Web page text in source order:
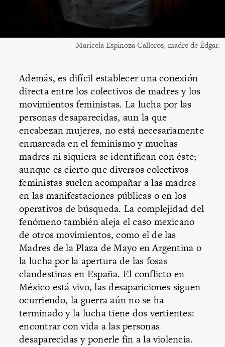
Maricela Espinoza Calleros, madre de Édgar.
Además, es difícil establecer una conexión
directa entre los colectivos de madres y los
movimientos feministas. La lucha por las
personas desaparecidas, aun la que
encabezan mujeres, no está necesariamente
enmarcada en el feminismo y muchas
madres ni siquiera se identifican con éste;
aunque es cierto que diversos colectivos
feministas suelen acompañar a las madres
en las manifestaciones públicas o en los
operativos de búsqueda. La complejidad del
fenómeno también aleja el caso mexicano
de otros movimientos, como el de las
Madres de la Plaza de Mayo en Argentina o
la lucha por la apertura de las fosas
clandestinas en España. El conflicto en
México está vivo, las desapariciones siguen
ocurriendo, la guerra aún no se ha
terminado y la lucha tiene dos vertientes:
encontrar con vida a las personas
desaparecidas y ponerle fin a la violencia.